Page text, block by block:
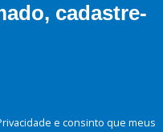
cadastre-
e consinto que meus